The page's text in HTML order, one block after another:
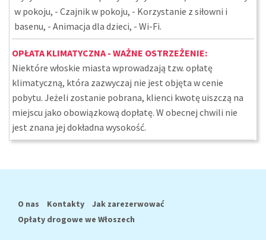
w pokoju, - Czajnik w pokoju, - Korzystanie z siłowni i
basenu, - Animacja dla dzieci, - Wi-Fi.
OPŁATA KLIMATYCZNA - WAŻNE OSTRZEŻENIE:
Niektóre włoskie miasta wprowadzają tzw. opłatę
klimatyczną, która zazwyczaj nie jest objęta w cenie
pobytu. Jeżeli zostanie pobrana, klienci kwotę uiszczą na
miejscu jako obowiązkową dopłatę. W obecnej chwili nie
jest znana jej dokładna wysokość.
O nas Kontakty
Jak zarezerwować
Opłaty drogowe we Włoszech